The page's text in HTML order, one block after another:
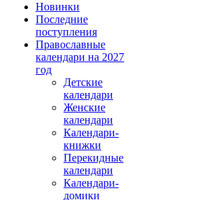
Новинки
Последние
поступления
Православные
календари на 2027
год
Детские
календари
Женские
календари
Календари-
книжки
Перекидные
календари
Календари-
домики